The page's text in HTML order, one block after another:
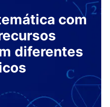
com
diferentes